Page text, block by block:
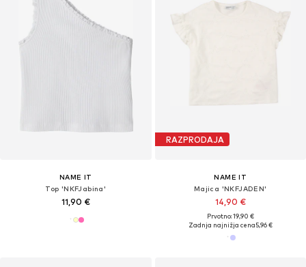
NAME IT
Top 'NKFJabina'
11,90 €
RAZPRODAJA
NAME IT
Majica 'NKFJADEN'
14,90 €
Prvotno: 19,90 €
Zadnja najnižja cena5,96 €